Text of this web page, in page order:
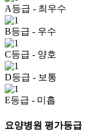
A등급 - 최우수
B등급 - 우수
C등급 - 양호
D등급 - 보통
E등급 - 미흡
요양병원 평가등급